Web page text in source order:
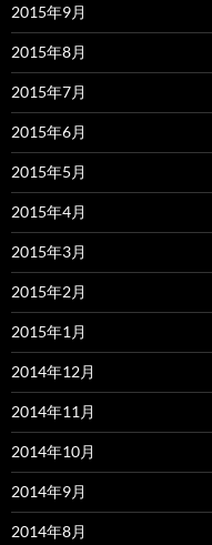
2015年9月
2015年8月
2015年7月
2015年6月
2015年5月
2015年4月
2015年3月
2015年2月
2015年1月
2014年12月
2014年11月
2014年10月
2014年9月
2014年8月